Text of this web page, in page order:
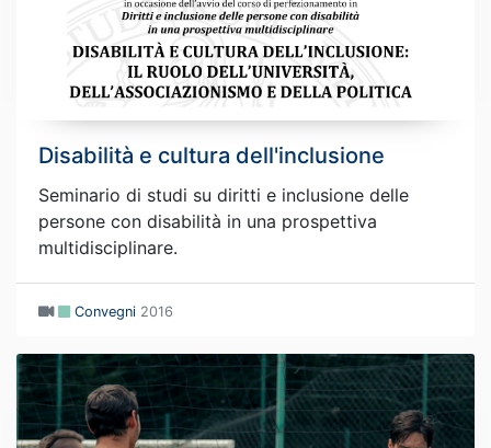
Disabilità e cultura dell'inclusione
Seminario di studi su diritti e inclusione delle
persone con disabilità in una prospettiva
multidisciplinare.
Convegni 2016